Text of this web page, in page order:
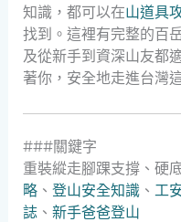
知識，都可以在山道具
找到。這裡有完整的百
及從新手到資深山友都
著你，安全地走進台灣
###關鍵字
重裝縱走腳踝支撐、硬
略、 登山安全知識、 工
誌、 新手爸爸登山